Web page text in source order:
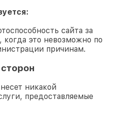
сайта за
когда это невозможно по
причинам.
никакой
предоставляемые